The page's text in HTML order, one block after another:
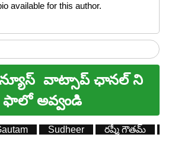
available for this author.
వాట్సాప్ ఛానల్ ని
ఫాలో అవ్వండి
Sudheer రష్మీ గౌత‌మ్